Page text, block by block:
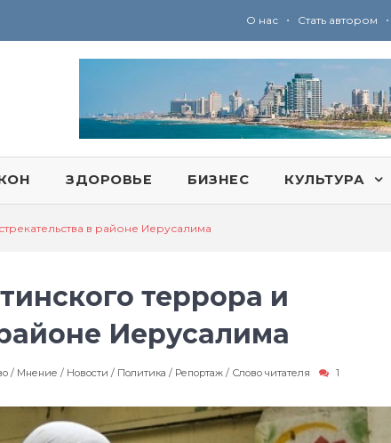
Ю
ридические услуги адвокатской коллегии «Эли Гервиц»: полное сопровождение на всех этапах
О нас • Стать автором •
ЗДОРОВЬЕ БИЗНЕС КУЛЬТУРА
в районе Иерусалима
террора и
Иерусалима
/ Мнение / Новости / Политика / Репортаж / Слово читателя
1